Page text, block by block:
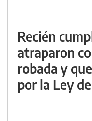
Recién
atraparon
robada y
por la Ley